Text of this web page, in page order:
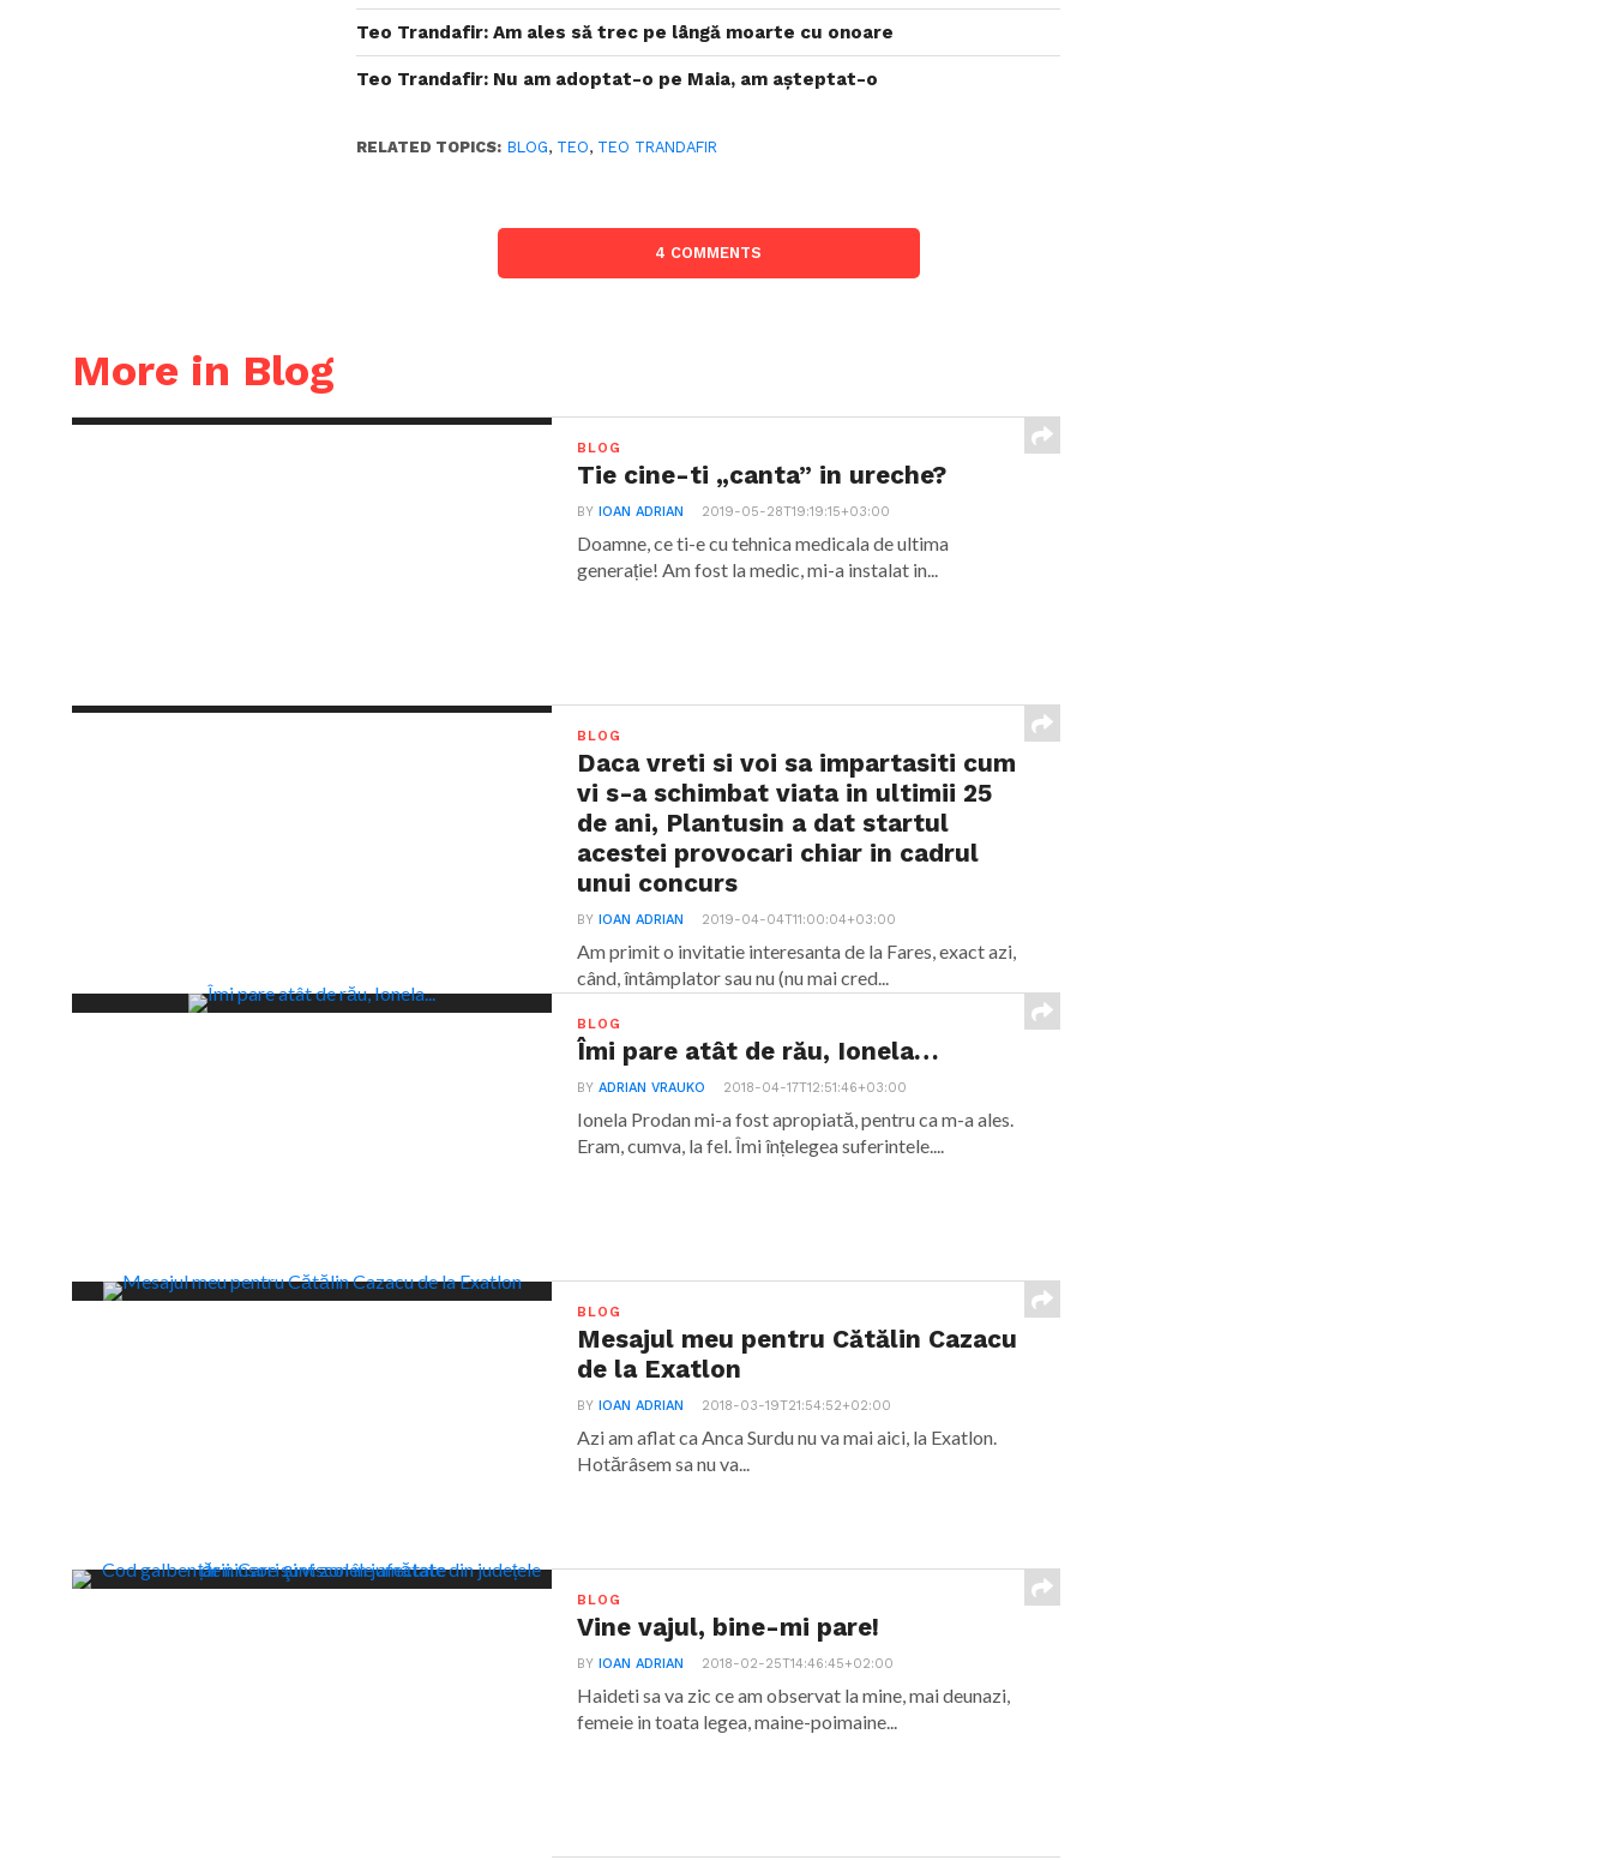
Teo Trandafir: Am ales să trec pe lângă moarte cu onoare
Teo Trandafir: Nu am adoptat-o pe Maia, am așteptat-o
RELATED TOPICS: BLOG, TEO, TEO TRANDAFIR
4 COMMENTS
More in Blog
BLOG
Tie cine-ti „canta” in ureche?
BYIOAN ADRIAN 2019-05-28T19:19:15+03:00
Doamne, ce ti-e cu tehnica medicala de ultima
generație! Am fost la medic, mi-a instalat in...
BLOG
Daca vreti si voi sa impartasiti cum
vi s-a schimbat viata in ultimii 25
de ani, Plantusin a dat startul
acestei provocari chiar in cadrul
unui concurs
BYIOAN ADRIAN 2019-04-04T11:00:04+03:00
Am primit o invitatie interesanta de la Fares, exact azi,
când, întâmplator sau nu (nu mai cred...
BLOG
Îmi pare atât de rău, Ionela…
BYADRIAN VRAUKO 2018-04-17T12:51:46+03:00
Ionela Prodan mi-a fost apropiată, pentru ca m-a ales.
Eram, cumva, la fel. Îmi înțelegea suferintele....
BLOG
Mesajul meu pentru Cătălin Cazacu
de la Exatlon
BYIOAN ADRIAN 2018-03-19T21:54:52+02:00
Azi am aflat ca Anca Surdu nu va mai aici, la Exatlon.
Hotărâsem sa nu va...
BLOG
Vine vajul, bine-mi pare!
BYIOAN ADRIAN 2018-02-25T14:46:45+02:00
Haideti sa va zic ce am observat la mine, mai deunazi,
femeie in toata legea, maine-poimaine...